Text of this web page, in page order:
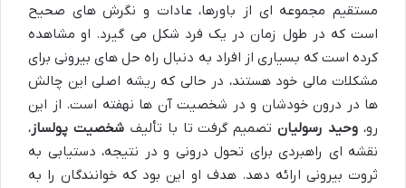
مستقیم مجموعه ای از باورها، عادات و نگرش های صحیح
است که در طول زمان در یک فرد شکل می گیرد. او مشاهده
کرده است که بسیاری از افراد به دنبال راه حل های بیرونی برای
مشکلات مالی خود هستند، در حالی که ریشه اصلی این چالش
ها در درون خودشان و در شخصیت آن ها نهفته است. از این
رو، وحید رسولیانتصمیم گرفت تا با تألیفشخصیت پولساز،
نقشه ای راهبردی برای تحول درونی و در نتیجه، دستیابی به
ثروت بیرونی ارائه دهد. هدف او این بود که خوانندگان را به